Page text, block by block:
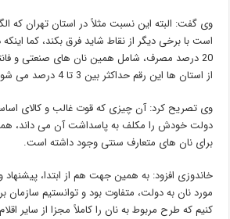
وی گفت: البته این نسبت مثلاً در استان تهران که
20 درصد مصرف، شامل همین نان های صنعتی و
از استان ها این رقم حداکثر بین 3 تا 4 درصد می شود.
وی تصریح کرد: آن چیزی که قوت غالب و کالای
برای نان های متعارف سنتی وجود داشته است.
خاندوزی افزود: به همین جهت هم از ابتدا،
مورد نان به دولت، متفاوت بود و توانستیم سازمان
کنیم که طرح مربوط به نان را کاملاً مجزا از سایر